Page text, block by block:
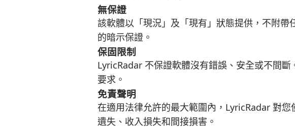
無保證
該軟體以「現況」及「現有」狀態提供，不附
的暗示保證。
保固限制
LyricRadar 不保證軟體沒有錯誤、安全或不間
要求。
免責聲明
在適用法律允許的最大範圍內，LyricRadar 對
遺失、收入損失和間接損害。